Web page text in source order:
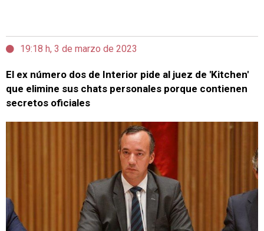
19:18 h, 3 de marzo de 2023
El ex número dos de Interior pide al juez de 'Kitchen'
que elimine sus chats personales porque contienen
secretos oficiales